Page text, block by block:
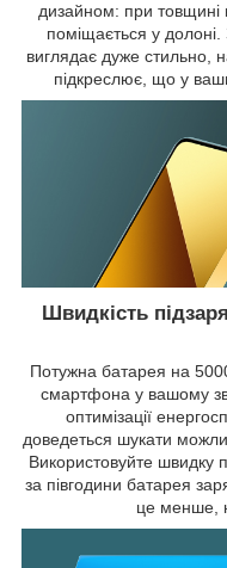
дизайном: при товщині
поміщається у
виглядає дуже стильно,
підкреслює, що у
Швидкість
Потужна батарея на
смартфона у вашому
оптимізації
доведеться шукати
Використовуйте швидку
за півгодини батарея
це менше,